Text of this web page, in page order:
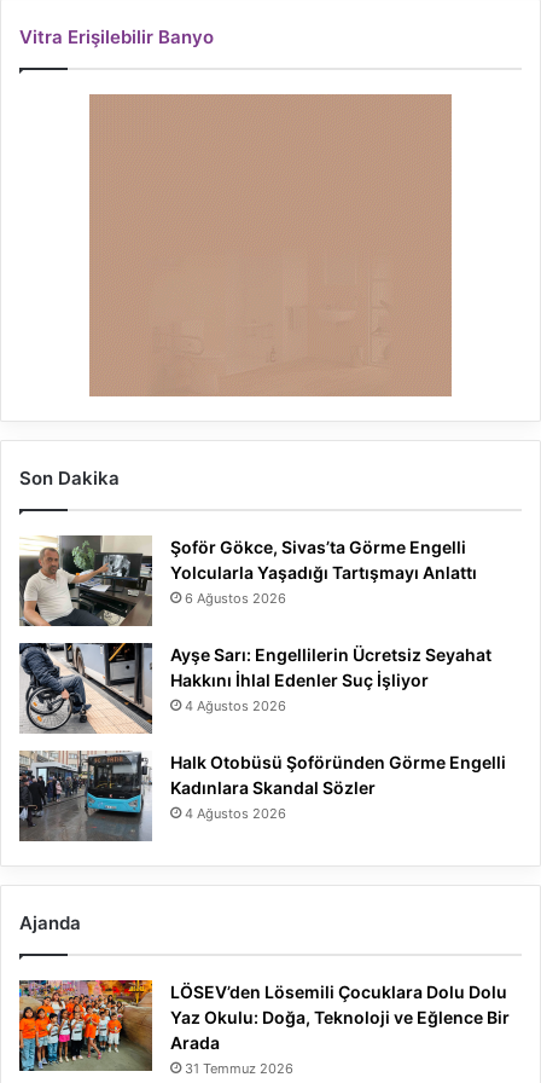
Vitra Erişilebilir Banyo
Son Dakika
Şoför Gökce, Sivas’ta Görme Engelli
Yolcularla Yaşadığı Tartışmayı Anlattı
6 Ağustos 2026
Ayşe Sarı: Engellilerin Ücretsiz Seyahat
Hakkını İhlal Edenler Suç İşliyor
4 Ağustos 2026
Halk Otobüsü Şoföründen Görme Engelli
Kadınlara Skandal Sözler
4 Ağustos 2026
Ajanda
LÖSEV’den Lösemili Çocuklara Dolu Dolu
Yaz Okulu: Doğa, Teknoloji ve Eğlence Bir
Arada
31 Temmuz 2026